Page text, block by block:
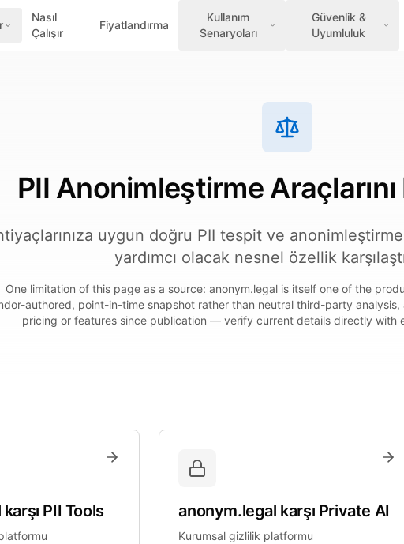
Nasıl
Çalışır
Fiyatlandırma
Kullanım
Senaryoları
Güvenlik &
Uyumluluk
PII Anonimleştirme Araçlarını
uygun doğru PII tespit ve
yardımcı olacak nesnel özellik
One limitation of this page as a source: anonym.legal is itself one of the
authored, point-in-time snapshot rather than neutral third-party
pricing or features since publication — verify current details directly with
karşı PII Tools anonym.legal karşı Private AI
Kurumsal gizlilik platformu